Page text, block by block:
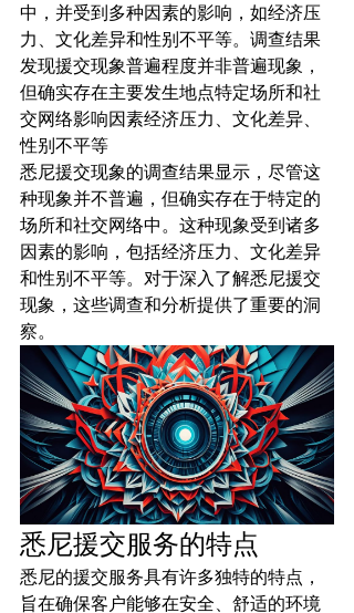
中，并受到多种因素的影响，如经济压
力、文化差异和性别不平等。调查结果
发现援交现象普遍程度并非普遍现象，
但确实存在主要发生地点特定场所和社
交网络影响因素经济压力、文化差异、
性别不平等
悉尼援交现象的调查结果显示，尽管这
种现象并不普遍，但确实存在于特定的
场所和社交网络中。这种现象受到诸多
因素的影响，包括经济压力、文化差异
和性别不平等。对于深入了解悉尼援交
现象，这些调查和分析提供了重要的洞
察。
悉尼援交服务的特点
悉尼的援交服务具有许多独特的特点，
旨在确保客户能够在安全、舒适的环境